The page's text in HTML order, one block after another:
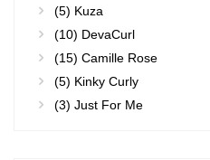
(5) Kuza
(10) DevaCurl
(15) Camille Rose
(5) Kinky Curly
(3) Just For Me